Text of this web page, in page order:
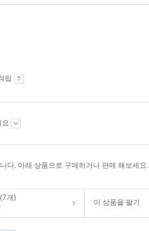
립
요
다. 아래 상품으로 구매하거나 판매 해보세요.
개)
이 상품을 팔기